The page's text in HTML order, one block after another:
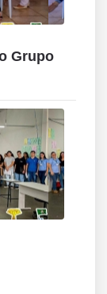
Grupo